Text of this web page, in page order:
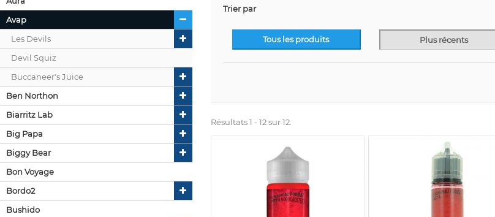
Avap
Les Devils
Devil Squiz
Buccaneer's Juice
Ben Northon
Biarritz Lab
Big Papa
Biggy Bear
Bon Voyage
Bordo2
Bushido
Trier par
Tous les produits Plus récents
Résultats 1 - 12 sur 12.